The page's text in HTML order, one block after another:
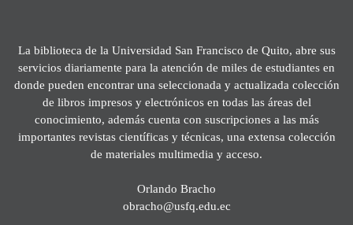
La biblioteca de la Universidad San Francisco de Quito, abre sus
servicios diariamente para la atención de miles de estudiantes en
donde pueden encontrar una seleccionada y actualizada colección
de libros impresos y electrónicos en todas las áreas del
conocimiento, además cuenta con suscripciones a las más
importantes revistas científicas y técnicas, una extensa colección
de materiales multimedia y acceso.
Orlando Bracho
obracho@usfq.edu.ec